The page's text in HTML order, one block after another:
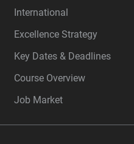
International
Excellence Strategy
Key Dates & Deadlines
Course Overview
Job Market